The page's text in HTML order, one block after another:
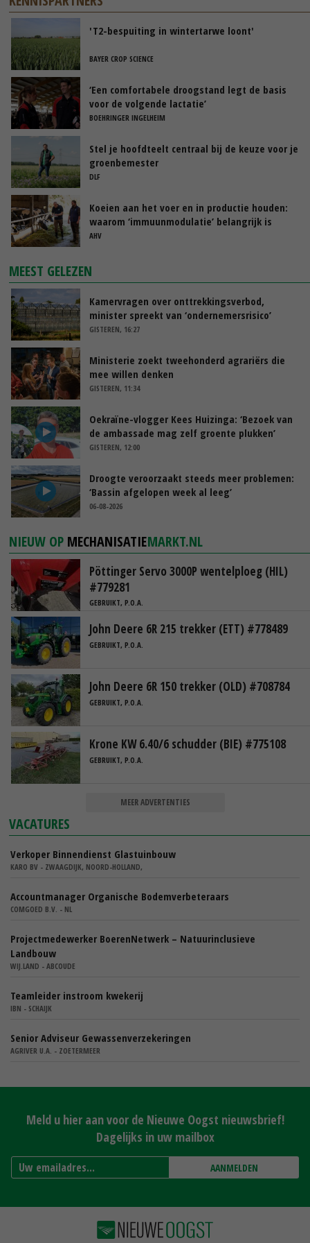
'T2-bespuiting in wintertarwe loont'
BAYER CROP SCIENCE
‘Een comfortabele droogstand legt de basis
voor de volgende lactatie’
BOEHRINGER INGELHEIM
Stel je hoofdteelt centraal bij de keuze voor je
groenbemester
DLF
Koeien aan het voer en in productie houden:
waarom ‘immuunmodulatie’ belangrijk is
tijdens de transitieperiode
AHV
MEEST GELEZEN
Kamervragen over onttrekkingsverbod,
minister spreekt van ‘ondernemersrisico’
GISTEREN, 16:27
Ministerie zoekt tweehonderd agrariërs die
mee willen denken
GISTEREN, 11:34
Oekraïne-vlogger Kees Huizinga: ‘Bezoek van
de ambassade mag zelf groente plukken’
GISTEREN, 12:00
Droogte veroorzaakt steeds meer problemen:
‘Bassin afgelopen week al leeg’
06-08-2026
NIEUW OP MECHANISATIEMARKT.NL
Pöttinger Servo 3000P wentelploeg (HIL)
#779281
GEBRUIKT, P.O.A.
John Deere 6R 215 trekker (ETT) #778489
GEBRUIKT, P.O.A.
John Deere 6R 150 trekker (OLD) #708784
GEBRUIKT, P.O.A.
Krone KW 6.40/6 schudder (BIE) #775108
GEBRUIKT, P.O.A.
MEER ADVERTENTIES
VACATURES
Verkoper Binnendienst Glastuinbouw
KARO BV - ZWAAGDIJK, NOORD-HOLLAND,
Accountmanager Organische Bodemverbeteraars
COMGOED B.V. - NL
Projectmedewerker BoerenNetwerk – Natuurinclusieve
Landbouw
WIJ.LAND - ABCOUDE
Teamleider instroom kwekerij
IBN - SCHAIJK
Senior Adviseur Gewassenverzekeringen
AGRIVER U.A. - ZOETERMEER
Meld u hier aan voor de Nieuwe Oogst nieuwsbrief!
Dagelijks in uw mailbox
AANMELDEN